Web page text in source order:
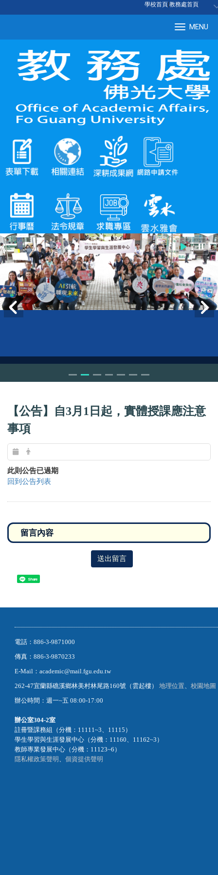
學校首頁 教務處首頁
MENU
【公告】自3月1日起，實體授課應注意
事項
此則公告已過期
回到公告列表
送出留言
Share
電話：886-3-9871000
傳真：886-3-9870233
E-Mail：academic@mail.fgu.edu.tw
262-47宜蘭縣礁溪鄉林美村林尾路160號（雲起樓） 地理位置
校園地圖
辦公時間：週一~五 08:00-17:00
辦公室304-2室
註冊暨課務組（分機：11111~3、11115）
學生學習與生涯發展中心（分機：11160、11162~3）
教師專業發展中心（分機：11123~6）
隱私權政策聲明
個資提供聲明